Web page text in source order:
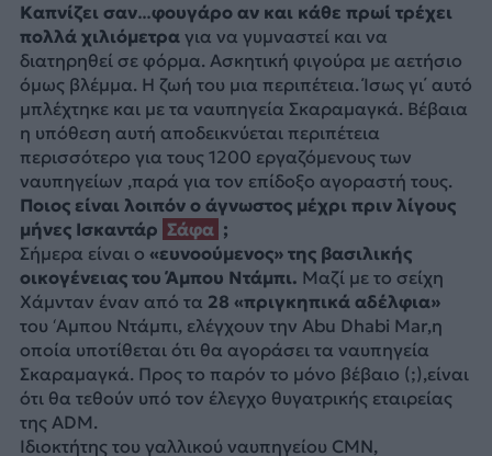
Καπνίζει σαν…φουγάρο αν και κάθε πρωί τρέχει
πολλά χιλιόμετρα για να γυμναστεί και να
διατηρηθεί σε φόρμα. Ασκητική φιγούρα με αετήσιο
όμως βλέμμα. Η ζωή του μια περιπέτεια. Ίσως γι΄ αυτό
μπλέχτηκε και με τα ναυπηγεία Σκαραμαγκά. Βέβαια
η υπόθεση αυτή αποδεικνύεται περιπέτεια
περισσότερο για τους 1200 εργαζόμενους των
ναυπηγείων ,παρά για τον επίδοξο αγοραστή τους.
Ποιος είναι λοιπόν ο άγνωστος μέχρι πριν λίγους
μήνες Ισκαντάρ Σάφα ;
Σήμερα είναι ο «ευνοούμενος» της βασιλικής
οικογένειας του Άμπου Ντάμπι. Μαζί με το σείχη
Χάμνταν έναν από τα 28 «πριγκηπικά αδέλφια»
του ‘Αμπου Ντάμπι, ελέγχουν την Abu Dhabi Mar,η
οποία υποτίθεται ότι θα αγοράσει τα ναυπηγεία
Σκαραμαγκά. Προς το παρόν το μόνο βέβαιο (;),είναι
ότι θα τεθούν υπό τον έλεγχο θυγατρικής εταιρείας
της ADM.
Ιδιοκτήτης του γαλλικού ναυπηγείου CMN,